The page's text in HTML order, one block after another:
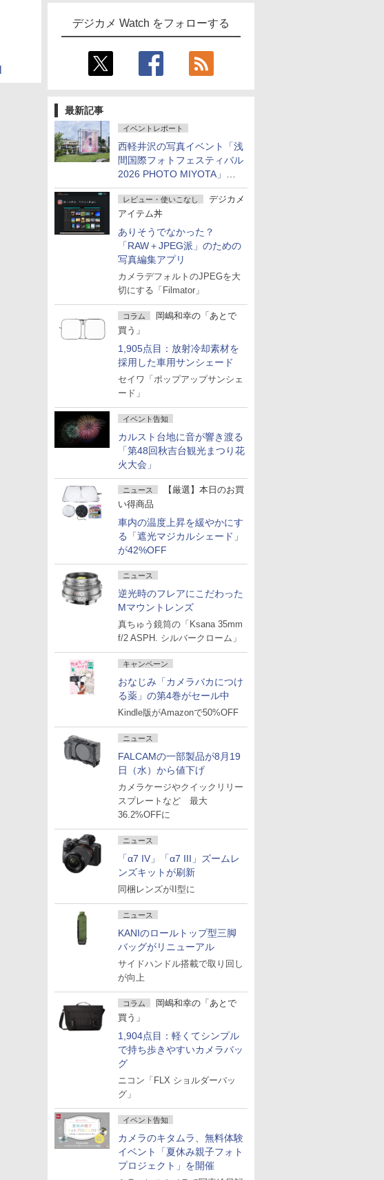
デジカメ Watch をフォローする
最新記事
イベントレポート
西軽井沢の写真イベント「浅
間国際フォトフェスティバル
2026 PHOTO MIYOTA」が
開幕
レビュー・使いこなし
デジカメ
アイテム丼
ありそうでなかった？
「RAW＋JPEG派」のための
写真編集アプリ
カメラデフォルトのJPEGを大
切にする「Filmator」
コラム
岡嶋和幸の「あとで
買う」
1,905点目：放射冷却素材を
採用した車用サンシェード
セイワ「ポップアップサンシェ
ード」
イベント告知
カルスト台地に音が響き渡る
「第48回秋吉台観光まつり花
火大会」
ニュース
【厳選】本日のお買
い得商品
車内の温度上昇を緩やかにす
る「遮光マジカルシェード」
が42%OFF
ニュース
逆光時のフレアにこだわった
Mマウントレンズ
真ちゅう鏡筒の「Ksana 35mm
f/2 ASPH. シルバークローム」
キャンペーン
おなじみ「カメラバカにつけ
る薬」の第4巻がセール中
Kindle版がAmazonで50%OFF
ニュース
FALCAMの一部製品が8月19
日（水）から値下げ
カメラケージやクイックリリー
スプレートなど 最大
36.2%OFFに
ニュース
「α7 IV」「α7 III」ズームレ
ンズキットが刷新
同梱レンズがII型に
ニュース
KANIのロールトップ型三脚
バッグがリニューアル
サイドハンドル搭載で取り回し
が向上
コラム
岡嶋和幸の「あとで
買う」
1,904点目：軽くてシンプル
で持ち歩きやすいカメラバッ
グ
ニコン「FLX ショルダーバッ
グ」
イベント告知
カメラのキタムラ、無料体験
イベント「夏休み親子フォト
プロジェクト」を開催